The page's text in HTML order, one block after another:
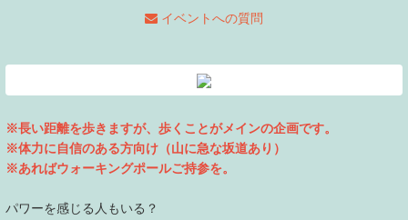
イベントへの質問
※長い距離を歩きますが、歩くことがメインの企画です。
※体力に自信のある方向け（山に急な坂道あり）
※あればウォーキングポールご持参を。
パワーを感じる人もいる？